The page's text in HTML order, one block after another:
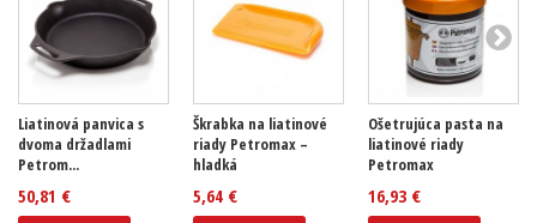
Liatinová panvica s
dvoma držadlami
Petrom...
50,81 €
Škrabka na liatinové
riady Petromax –
hladká
5,64 €
Ošetrujúca pasta na
liatinové riady
Petromax
16,93 €